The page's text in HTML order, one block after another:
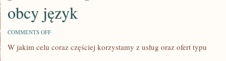
obcy język
COMMENTS OFFON
WSPÓŁCZESNYCH
W jakim celu coraz częściej korzystamy z usług oraz ofert typu